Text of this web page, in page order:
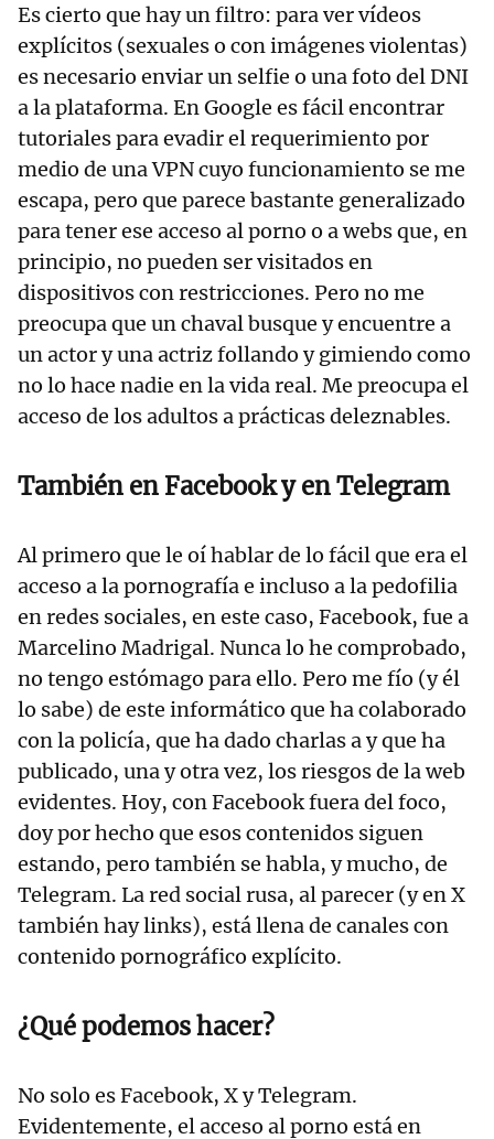
Es cierto que hay un filtro: para ver vídeos
explícitos (sexuales o con imágenes violentas)
es necesario enviar un selfie o una foto del DNI
a la plataforma. En Google es fácil encontrar
tutoriales para evadir el requerimiento por
medio de una VPN cuyo funcionamiento se me
escapa, pero que parece bastante generalizado
para tener ese acceso al porno o a webs que, en
principio, no pueden ser visitados en
dispositivos con restricciones. Pero no me
preocupa que un chaval busque y encuentre a
un actor y una actriz follando y gimiendo como
no lo hace nadie en la vida real. Me preocupa el
acceso de los adultos a prácticas deleznables.
También en Facebook y en Telegram
Al primero que le oí hablar de lo fácil que era el
acceso a la pornografía e incluso a la pedofilia
en redes sociales, en este caso, Facebook, fue a
Marcelino Madrigal. Nunca lo he comprobado,
no tengo estómago para ello. Pero me fío (y él
lo sabe) de este informático que ha colaborado
con la policía, que ha dado charlas a y que ha
publicado, una y otra vez, los riesgos de la web
evidentes. Hoy, con Facebook fuera del foco,
doy por hecho que esos contenidos siguen
estando, pero también se habla, y mucho, de
Telegram. La red social rusa, al parecer (y en X
también hay links), está llena de canales con
contenido pornográfico explícito.
¿Qué podemos hacer?
No solo es Facebook, X y Telegram.
Evidentemente, el acceso al porno está en